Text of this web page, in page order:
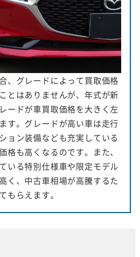
、グレードによって買取価格
とはありませんが、年式が新
ードが車買取価格を大きく左
す。グレードが高い車は走行
ョン装備なども充実している
格も高くなるのです。また、
いる特別仕様車や限定モデル
く、中古車相場が高騰するた
もらえます。